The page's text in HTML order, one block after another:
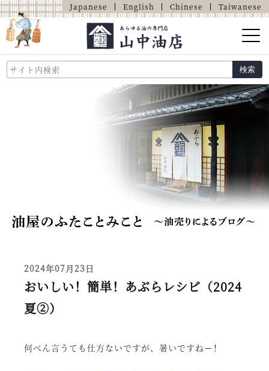
Japanese English Chinese Taiwanese
検索
山中油店的介绍
2024年07月23日
おいしい！簡単！あぶらレシピ（2024
夏②）
何べん言うても仕方ないですが、暑いですねー！